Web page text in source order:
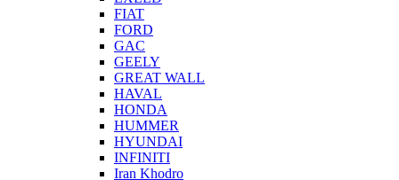
FIAT
FORD
GAC
GEELY
GREAT WALL
HAVAL
HONDA
HUMMER
HYUNDAI
INFINITI
Iran Khodro